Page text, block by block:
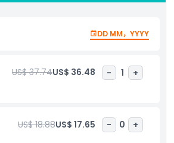
童和成人都能有趣味地学习野生动物知识。
态系统的机会。适合所有年龄段的游客，这
中的亮点，也是支持野生动物保护的绝佳方
DD MM，YYYY
US$ 37.74US$ 36.48 - 1 +
US$ 18.88US$ 17.65 - 0 +